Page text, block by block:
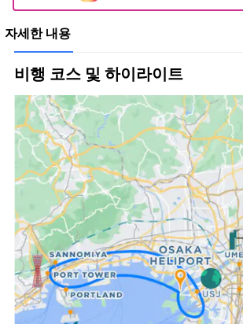
자세한 내용
비행 코스 및 하이라이트